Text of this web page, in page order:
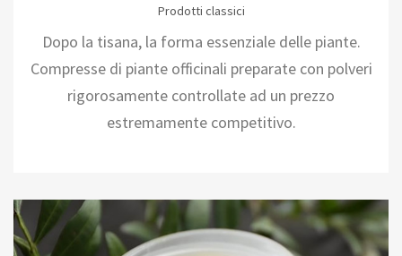
Prodotti classici
Dopo la tisana, la forma essenziale delle piante.
Compresse di piante officinali preparate con polveri
rigorosamente controllate ad un prezzo
estremamente competitivo.